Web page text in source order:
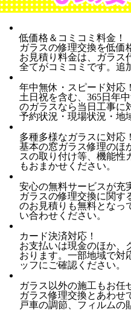
低価格＆コミコミ料金！
ガラスの修理交換を低価
お見積り料金は、ガラス
全てがコミコミです。追
年中無休・スピード対応！
土日祝を含む、365日年
のガラスなら当日工事に
予約状況・現場状況・地
多種多様なガラスに対応！
基本の窓ガラス修理のほ
スの取り付け等、機能性
もおまかせください。
安心の無料サービスが充
ガラスの修理交換に関す
のお見積りも無料となっ
い合わせください。
カード決済対応！
お支払いは現金のほか、
おります。一部地域で対
ッフにご確認ください。
ガラス以外の施工もお任
ガラス修理交換とあわせ
戸車の調節、フィルムの